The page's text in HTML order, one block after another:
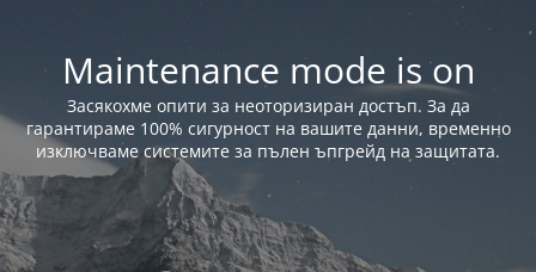
Maintenance mode is on
Засякохме опити за неоторизиран достъп. За да
гарантираме 100% сигурност на вашите данни, временно
изключваме системите за пълен ъпгрейд на защитата.